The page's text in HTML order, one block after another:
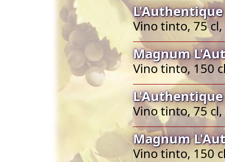
L'Authentique
Vino tinto, 75 cl,
Magnum
Vino tinto, 150
L'Authentique
Vino tinto, 75 cl,
Magnum
Vino tinto, 150